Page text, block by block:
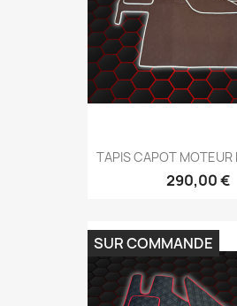
TAPIS CAPOT MOTEUR
290,00 €
SUR COMMANDE